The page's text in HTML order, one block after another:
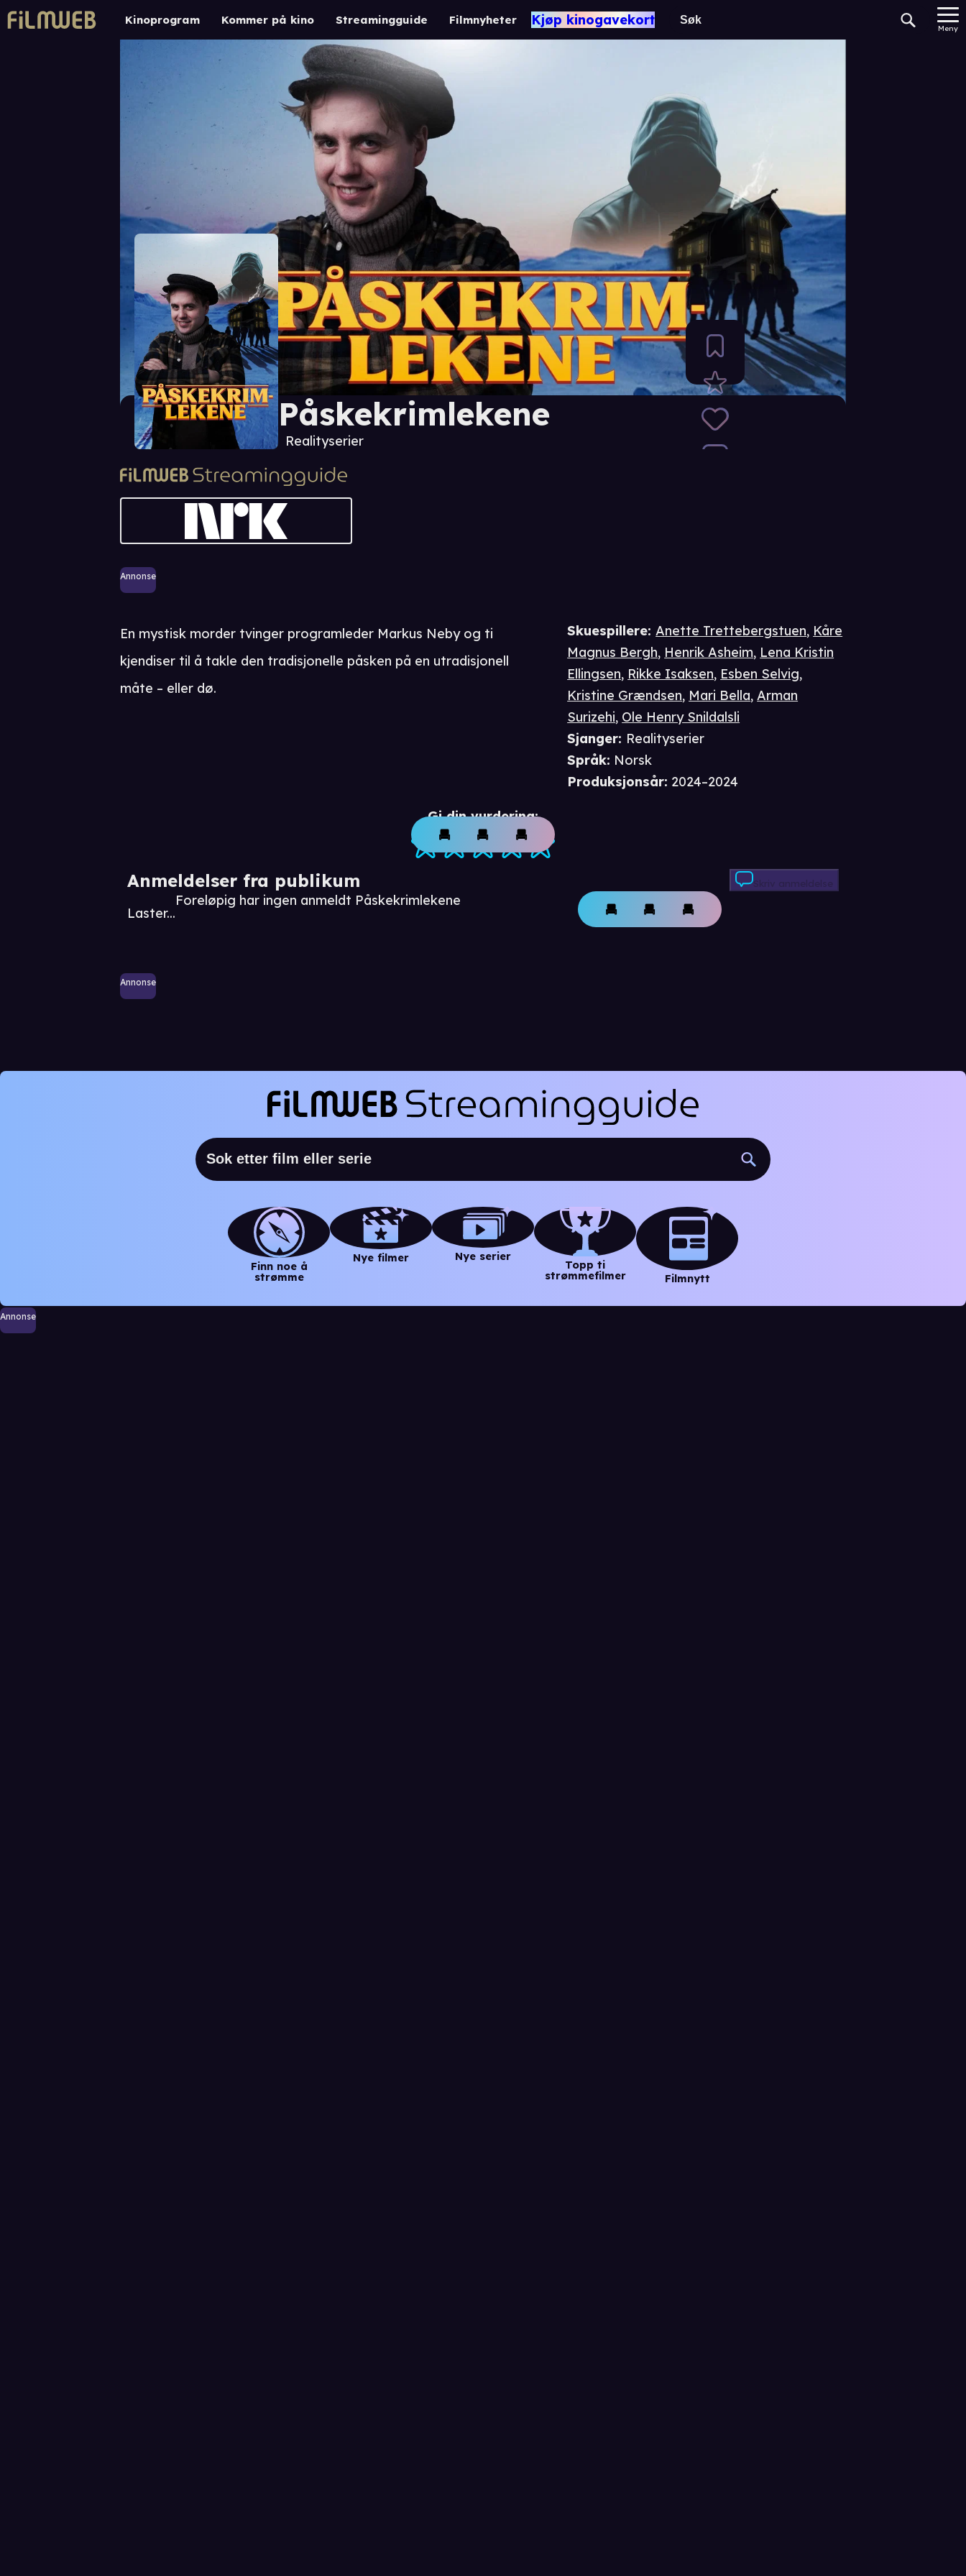
Kinoprogram Kommer på kino Streamingguide Filmnyheter Kjøp kinogavekort
Meny
Påskekrimlekene
Realityserier
Annonse
Gi din vurdering:
Anmeldelser fra publikum
Laster...
Foreløpig har ingen anmeldt Påskekrimlekene
Skriv anmeldelse
Annonse
Skuespillere:Anette Trettebergstuen, Kåre
Magnus Bergh, Henrik Asheim, Lena Kristin
Ellingsen, Rikke Isaksen, Esben Selvig,
Kristine Grændsen, Mari Bella,Arman
Surizehi, Ole Henry Snildalsli
Sjanger: Realityserier
Språk: Norsk
Produksjonsår: 2024–2024
En mystisk morder tvinger programleder Markus Neby og ti
kjendiser til å takle den tradisjonelle påsken på en utradisjonell
måte – eller dø.
Finn noe å
strømme
Nye filmer Nye serier
Topp ti
strømmefilmer
Filmnytt
Annonse